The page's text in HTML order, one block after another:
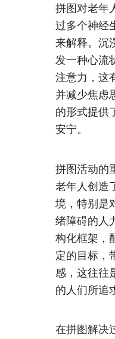
拼图对老年
过多个神经
来解释。沉
发一种心流
注意力，这
并减少焦虑
的形式提供
安宁。
拼图活动的
老年人创造
境，特别是
绪障碍的人
构化框架，
定的目标，
感，这往往
的人们所追
在拼图解决